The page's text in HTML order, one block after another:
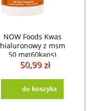
NOW Foods Kwas
hialuronowy z msm
50 mg(60kaps)
50,99 zł
do koszyka